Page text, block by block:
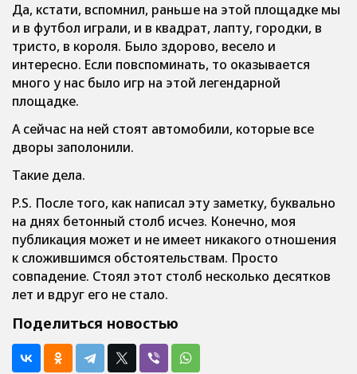
Да, кстати, вспомнил, раньше на этой площадке мы
и в футбол играли, и в квадрат, лапту, городки, в
тристо, в короля. Было здорово, весело и
интересно. Если повспоминать, то оказывается
много у нас было игр на этой легендарной
площадке.
А сейчас на ней стоят автомобили, которые все
дворы заполонили.
Такие дела.
P.S. После того, как написал эту заметку, буквально
на днях бетонный столб исчез. Конечно, моя
публикация может и не имеет никакого отношения
к сложившимся обстоятельствам. Просто
совпадение. Стоял этот столб несколько десятков
лет и вдруг его не стало.
Поделиться новостью